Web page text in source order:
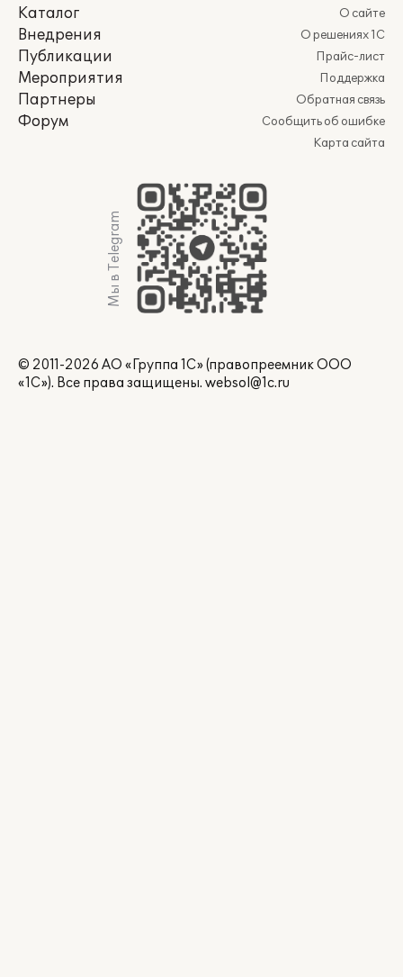
Каталог
Внедрения
Публикации
Мероприятия
Партнеры
Форум
О сайте
О решениях 1С
Прайс-лист
Поддержка
Обратная связь
Сообщить об ошибке
Карта сайта
Мы в Telegram
© 2011-2026 АО «Группа 1С» (правопреемник ООО
«1С»). Все права защищены. websol@1c.ru